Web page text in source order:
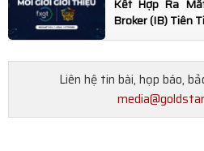
Kết Hợp Ra
Broker (IB) Tiên
Liên hệ tin bài, họp báo,